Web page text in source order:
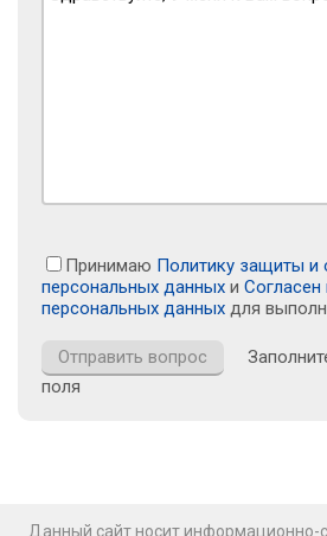
Принимаю Политику защиты и
персональных данных и Согласен
персональных данных для
поля
Данный сайт носит информационно-